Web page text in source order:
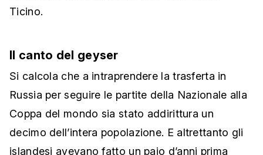
Ticino.
Il canto del geyser
Si calcola che a intraprendere la trasferta in
Russia per seguire le partite della Nazionale alla
Coppa del mondo sia stato addirittura un
decimo dell’intera popolazione. E altrettanto gli
islandesi avevano fatto un paio d’anni prima